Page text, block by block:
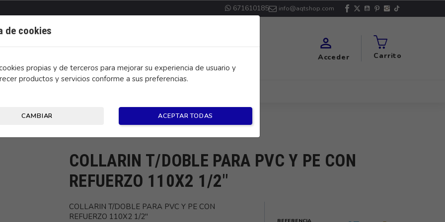
de cookies
propias y de terceros para mejorar su experiencia de usuario y
productos y servicios conforme a sus preferencias.
CAMBIAR ACEPTAR TODAS
671610185 info@aqtshop.com

Acceder Carrito
CON REFUERZO 110X2 1/2"
COLLARIN T/DOBLE PARA PVC Y PE CON
REFUERZO 110X2 1/2"
COLLARIN T/DOBLE PARA PVC Y PE CON
REFUERZO 110X2 1/2"